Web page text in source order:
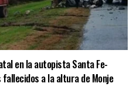
en la autopista Santa Fe-
fallecidos a la altura de Monje